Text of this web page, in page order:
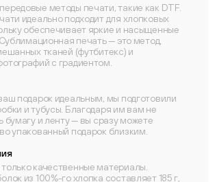
методы печати, такие как DTF.
идеально подходит для хлопковых
обеспечивает яркие и насыщенные
печать — это метод,
тканей (футбитекс) и
с градиентом.
подарок идеальным, мы подготовили
и тубусы. Благодаря им вам не
бумагу и ленту — вы сразу можете
упакованный подарок близким.
качественные материалы.
из 100%-го хлопка составляет 185 г,